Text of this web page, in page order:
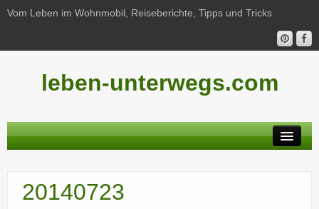
Vom Leben im Wohnmobil, Reiseberichte, Tipps und Tricks
leben-unterwegs.com
Reiseberichte
20140723